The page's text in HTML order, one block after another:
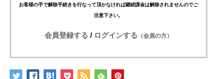
お客様の手で解除手続きを行なって頂かなければ継続課金は解除されませんのでご
注意下さい。
会員登録する / ログインする （会員の方）